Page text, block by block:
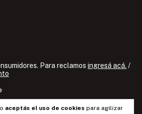
aceptás el uso de cookies para agilizar
Para reclamos ingresá acá. /
- 2026. Todos los derechos